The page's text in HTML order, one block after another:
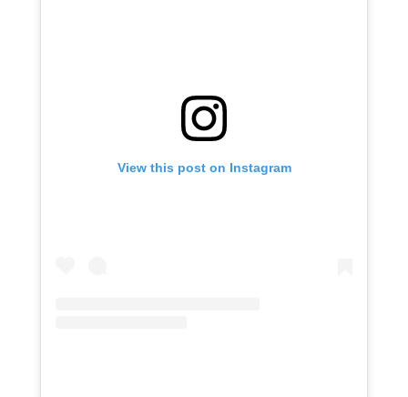
View this post on Instagram